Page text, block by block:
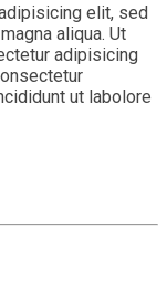
elit, sed
aliqua. Ut
adipisicing
ut labolore